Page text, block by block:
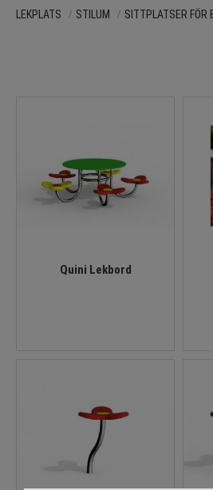
LEKPLATS STILUM SITTPLATSER FÖR
Quini Lekbord